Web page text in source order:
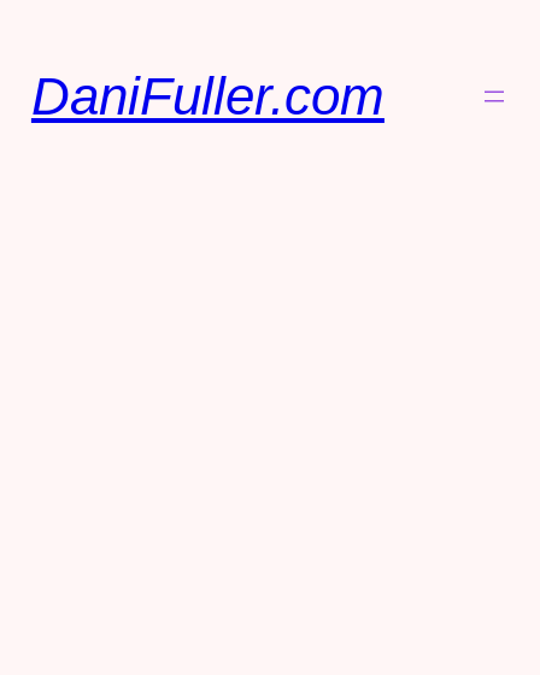
DaniFuller.com